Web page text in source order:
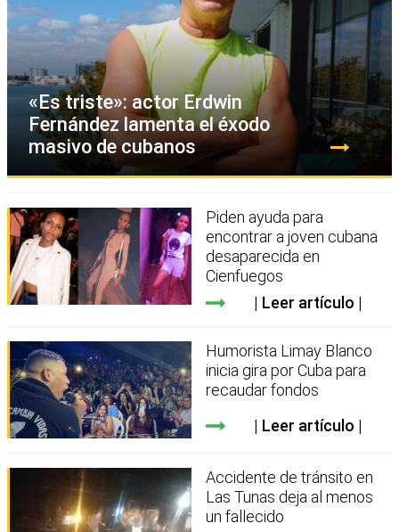
«Es triste»: actor Erdwin
Fernández lamenta el éxodo
masivo de cubanos
Piden ayuda para
encontrar a joven cubana
desaparecida en
Cienfuegos
Leer artículo
Humorista Limay Blanco
inicia gira por Cuba para
recaudar fondos
Leer artículo
Accidente de tránsito en
Las Tunas deja al menos
un fallecido